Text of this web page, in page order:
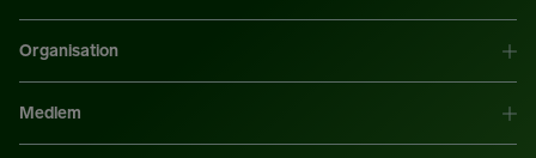
Organisation
Medlem